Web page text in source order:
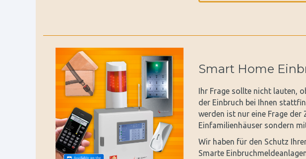
Smart Home
Ihr Frage sollte nicht lauten,
der Einbruch bei Ihnen
werden ist nur eine Frage
Einfamilienhäuser sondern
Wir haben für den Schutz
Smarte